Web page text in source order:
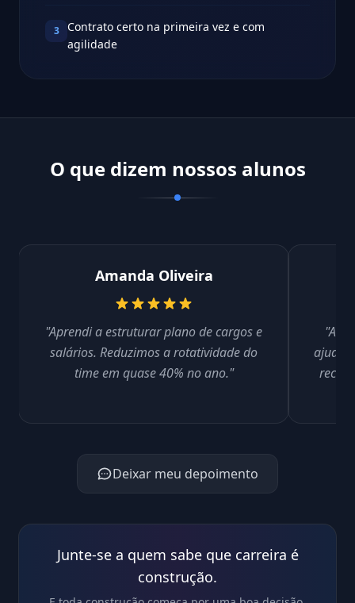
3
Contrato certo na primeira vez e com
agilidade
O que dizem nossos alunos
Amanda Oliveira
"Aprendi a estruturar plano de cargos e
salários. Reduzimos a rotatividade do
time em quase 40% no ano."
"As
Deixar meu depoimento
Junte-se a quem sabe que carreira é
construção.